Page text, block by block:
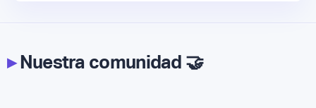
▸Nuestra comunidad 🤝